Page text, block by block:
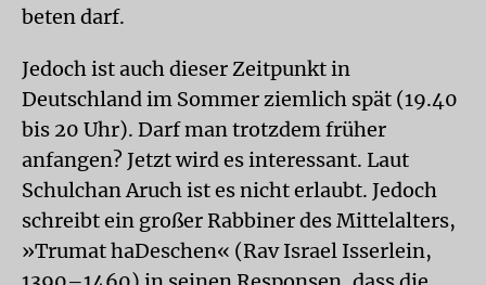
beten darf.
Jedoch ist auch dieser Zeitpunkt in
Deutschland im Sommer ziemlich spät (19.40
bis 20 Uhr). Darf man trotzdem früher
anfangen? Jetzt wird es interessant. Laut
Schulchan Aruch ist es nicht erlaubt. Jedoch
schreibt ein großer Rabbiner des Mittelalters,
»Trumat haDeschen« (Rav Israel Isserlein,